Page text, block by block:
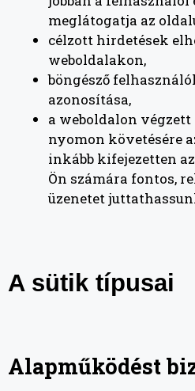
meglátogatja az
célzott hirdetések
weboldalakon,
böngésző
azonosítása,
a weboldalon
nyomon követésére
inkább kifejezetten
Ön számára fontos,
üzenetet
A sütik típusai
Alapműködést